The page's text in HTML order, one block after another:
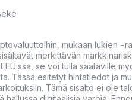
mukaan lukien -
merkittävän
EU:ssa, se voi tulla saataville
Tässä esitetyt hintatiedot ja
Tämä sisältö ei ole